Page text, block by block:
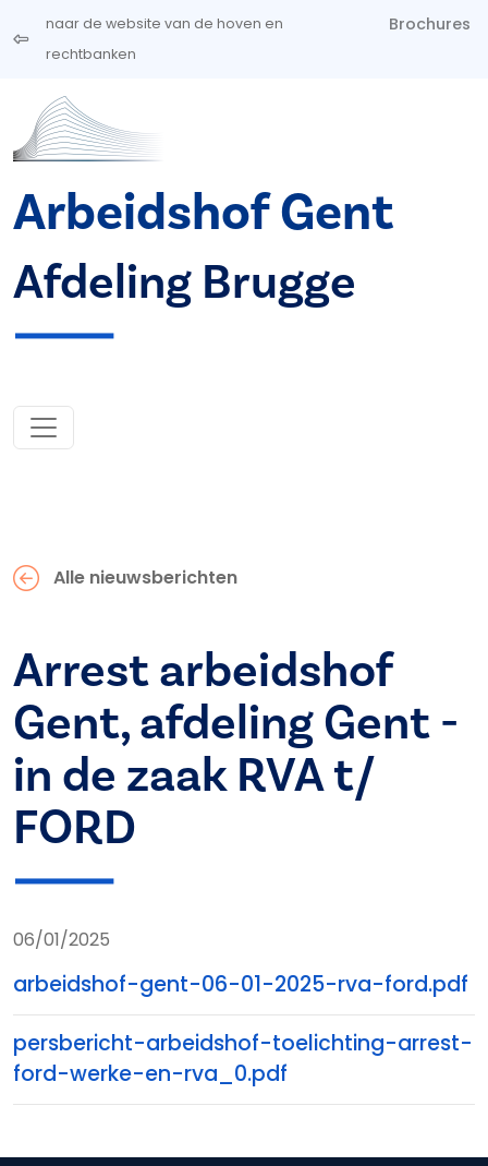
Overslaan en naar de inhoud gaan
naar de website van de hoven en
rechtbanken
Brochures
Arbeidshof Gent
Afdeling Brugge
Alle nieuwsberichten
Arrest arbeidshof
Gent, afdeling Gent -
in de zaak RVA t/
FORD
06/01/2025
arbeidshof-gent-06-01-2025-rva-ford.pdf
persbericht-arbeidshof-toelichting-arrest-
ford-werke-en-rva_0.pdf